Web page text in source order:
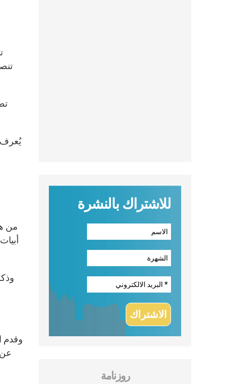
يُعرف
من
وقدم
عن
للاشتراك بالنشرة
روزنامة